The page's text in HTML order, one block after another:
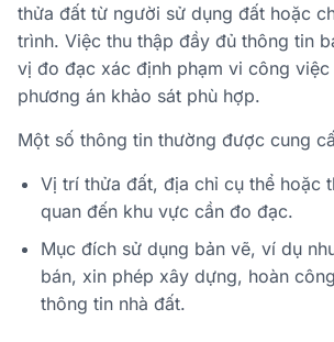
thửa đất từ người sử dụng đất hoặc
trình. Việc thu thập đầy đủ thông tin
vị đo đạc xác định phạm vi công việc
phương án khảo sát phù hợp.
Một số thông tin thường được cung
Vị trí thửa đất, địa chỉ cụ thể hoặc
quan đến khu vực cần đo đạc.
Mục đích sử dụng bản vẽ, ví dụ
bán, xin phép xây dựng, hoàn
thông tin nhà đất.